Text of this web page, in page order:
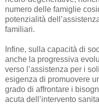
numero delle famiglie
potenzialità
familiari.
Infine, sulla capacità di
anche la progressiva
verso l’assistenza per i
esigenza di promuovere
grado di affrontare i
acuta dell’intervento